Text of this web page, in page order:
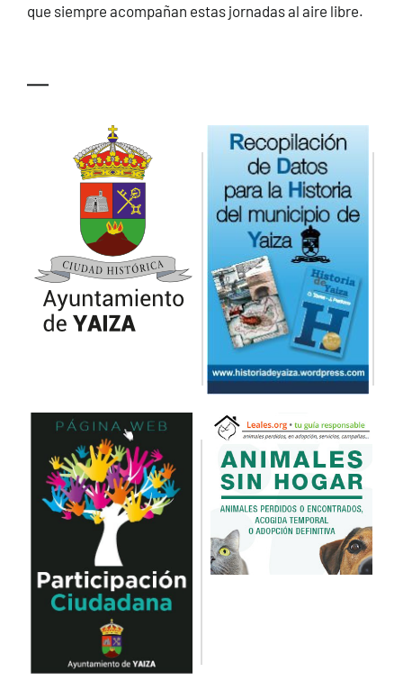
que siempre acompañan estas jornadas al aire libre.
—